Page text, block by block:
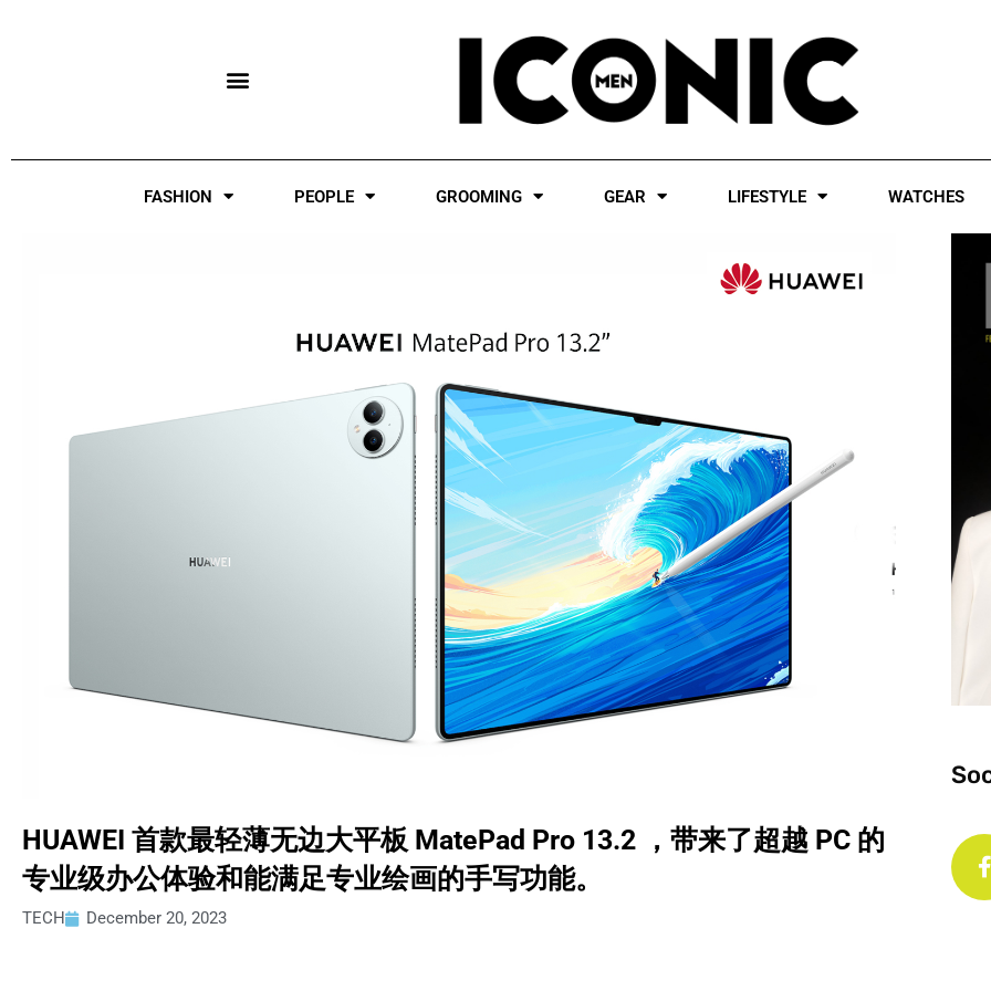
FASHION PEOPLE GROOMING GEAR LIFESTYLE WATCHES
HUAWEI 首款最轻薄无边大平板 MatePad Pro 13.2 ，带来了超越 PC 的
专业级办公体验和能满足专业绘画的手写功能。
TECH December 20, 2023
c